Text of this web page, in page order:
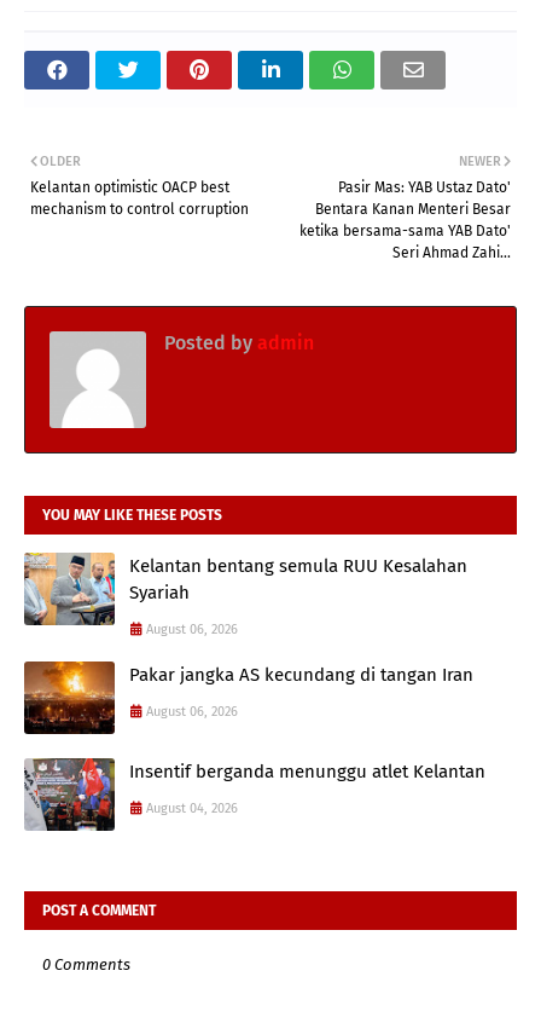
NEWER
Pasir Mas: YAB Ustaz Dato'
Bentara Kanan Menteri Besar
ketika bersama-sama YAB Dato'
Seri Ahmad Zahi...
OLDER
Kelantan optimistic OACP best
mechanism to control corruption
Posted by admin
YOU MAY LIKE THESE POSTS
Kelantan bentang semula RUU Kesalahan
Syariah
August 06, 2026
Pakar jangka AS kecundang di tangan Iran
August 06, 2026
Insentif berganda menunggu atlet Kelantan
August 04, 2026
POST A COMMENT
0 Comments